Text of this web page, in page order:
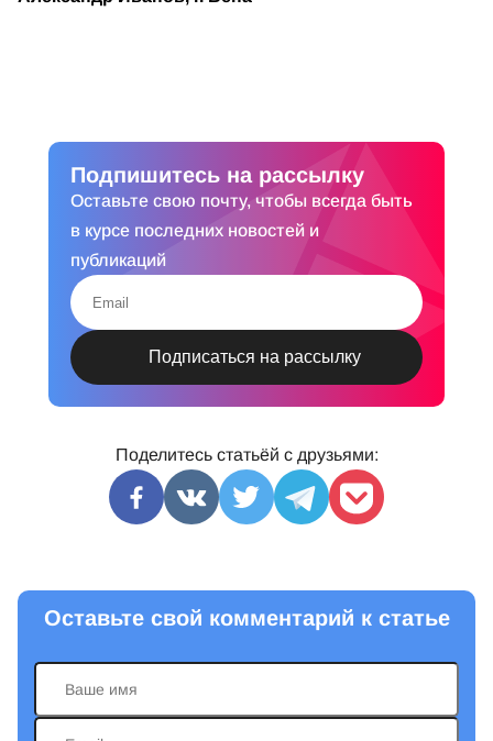
Подпишитесь на рассылку
Оставьте свою почту, чтобы всегда быть
в курсе последних новостей и
публикаций
Поделитесь статьёй с друзьями:
Оставьте свой комментарий к статье